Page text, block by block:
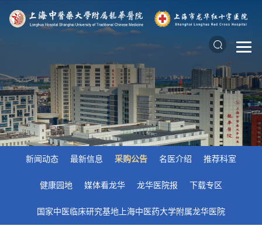
新闻动态 最新信息 采购公告 名医介绍 推荐科室
健康园地 媒体看龙华 龙华医院报 下载专区
国家中医临床研究基地上海中医药大学附属龙华医院